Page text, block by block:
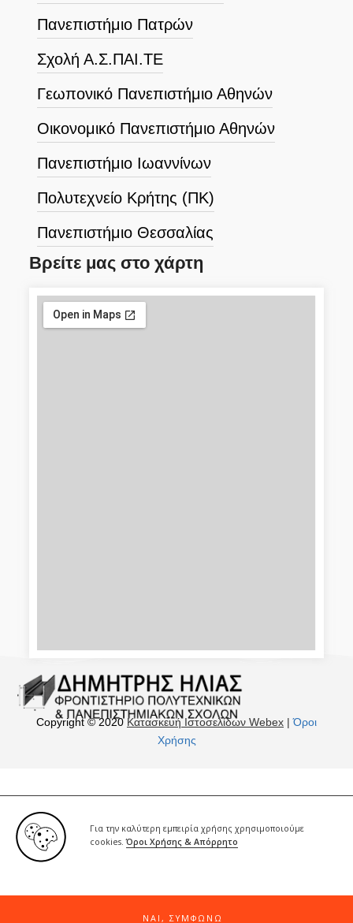
Για την καλύτερη εμπειρία χρήσης χρησιμοποιούμε
cookies.Όροι Χρήσης & Απόρρητο
ΝΑΙ, ΣΥΜΦΩΝΏ
Πανεπιστήμιο Πατρών
Σχολή Α.Σ.ΠΑΙ.ΤΕ
Γεωπονικό Πανεπιστήμιο Αθηνών
Οικονομικό Πανεπιστήμιο Αθηνών
Πανεπιστήμιο Ιωαννίνων
Πολυτεχνείο Κρήτης (ΠΚ)
Πανεπιστήμιο Θεσσαλίας
Βρείτε μας στο χάρτη
Copyright © 2020 Κατασκευή Ιστοσελίδων Webex |Όροι
Χρήσης